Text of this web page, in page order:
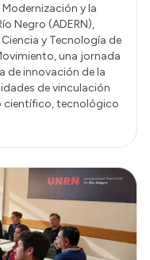
y la
Negro (ADERN),
y Tecnología de
una jornada
de innovación de la
de vinculación
científico, tecnológico